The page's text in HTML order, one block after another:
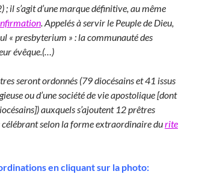
il s’agit d’une marque définitive, au même
. Appelés à servir le Peuple de Dieu,
« presbyterium » : la communauté des
évêque.(…)
seront ordonnés (79 diocésains et 41 issus
ou d’une société de vie apostolique [dont
auxquels s’ajoutent 12 prêtres
selon la forme extraordinaire durite
en cliquant sur la photo: